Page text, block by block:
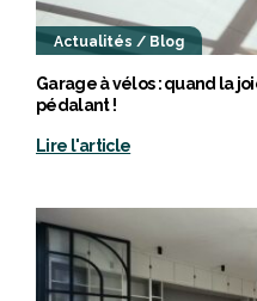
Actualités / Blog
Garage à vélos : quand la
pédalant !
Lire l'article